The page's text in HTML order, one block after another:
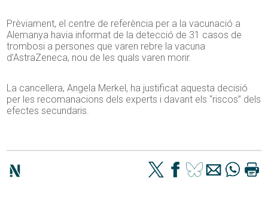
Prèviament, el centre de referència per a la vacunació a
Alemanya havia informat de la detecció de 31 casos de
trombosi a persones que varen rebre la vacuna
d’AstraZeneca, nou de les quals varen morir.
La cancellera, Angela Merkel, ha justificat aquesta decisió
per les recomanacions dels experts i davant els “riscos” dels
efectes secundaris.